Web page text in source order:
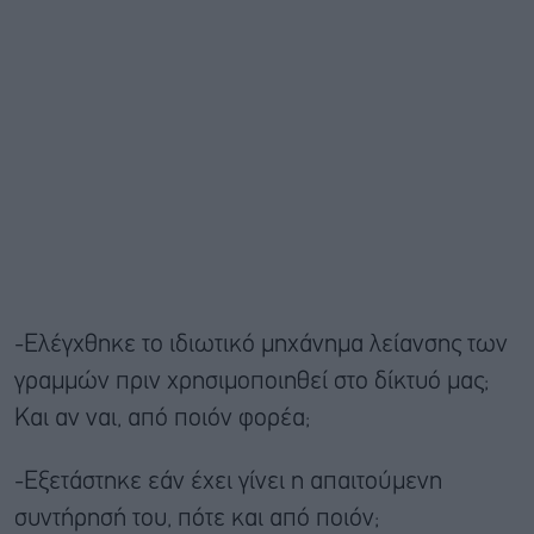
-Ελέγχθηκε το ιδιωτικό μηχάνημα λείανσης των
γραμμών πριν χρησιμοποιηθεί στο δίκτυό μας;
Και αν ναι, από ποιόν φορέα;
-Εξετάστηκε εάν έχει γίνει η απαιτούμενη
συντήρησή του, πότε και από ποιόν;